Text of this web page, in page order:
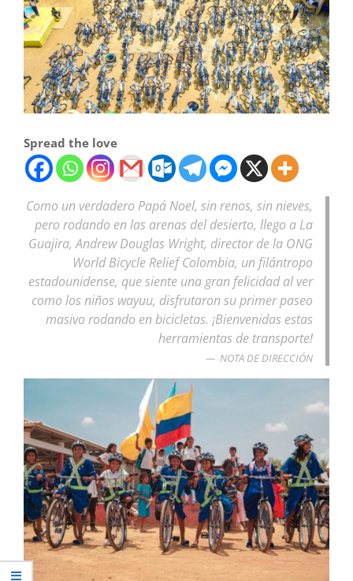
Spread the love
Como un verdadero Papá Noel, sin renos, sin nieves,
pero rodando en las arenas del desierto, llego a La
Guajira, Andrew Douglas Wright, director de la ONG
World Bicycle Relief Colombia, un filántropo
estadounidense, que siente una gran felicidad al ver
como los niños wayuu, disfrutaron su primer paseo
masivo rodando en bicicletas. ¡Bienvenidas estas
herramientas de transporte!
NOTA DE DIRECCIÓN